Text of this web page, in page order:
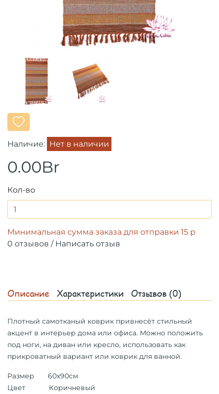
Наличие: Нет в наличии
0.00Br
Кол-во
Минимальная сумма заказа для отправки 15 р
0 отзывов / Написать отзыв
Описание Характеристики Отзывов (0)
Плотный самотканый коврик привнесёт стильный
акцент в интерьер дома или офиса. Можно положить
под ноги, на диван или кресло, использовать как
прикроватный вариант или коврик для ванной.
Размер 60х90см
Цвет Коричневый